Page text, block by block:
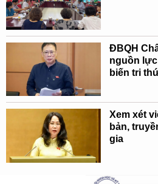
ĐBQH
nguồn
biến tri
Xem xét
bản,
gia